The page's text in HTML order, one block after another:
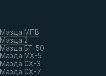
Мазда МПВ
Мазда 2
Мазда БТ-50
Мазда МХ-5
Мазда СХ-3
Мазда СХ-7